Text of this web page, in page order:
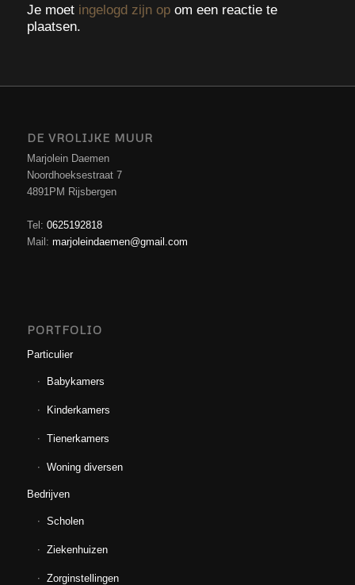
Je moet ingelogd zijn opom een reactie te
plaatsen.
DE VROLIJKE MUUR
Marjolein Daemen
Noordhoeksestraat 7
4891PM Rijsbergen
Tel: 0625192818
Mail: marjoleindaemen@gmail.com
PORTFOLIO
Particulier
Babykamers
Kinderkamers
Tienerkamers
Woning diversen
Bedrijven
Scholen
Ziekenhuizen
Zorginstellingen